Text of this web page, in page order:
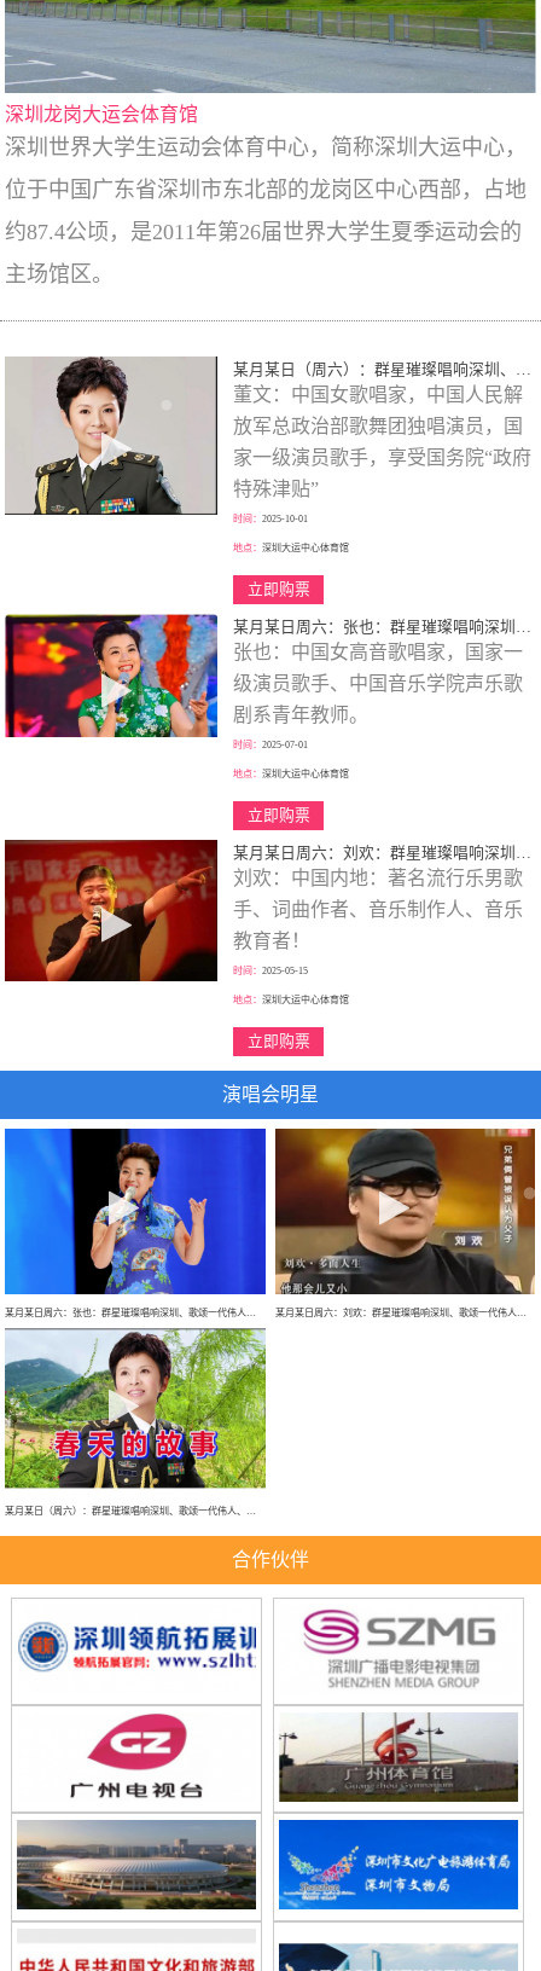
深圳龙岗大运会体育馆
深圳世界大学生运动会体育中心，简称深圳大运中心，
位于中国广东省深圳市东北部的龙岗区中心西部，占地
约87.4公顷，是2011年第26届世界大学生夏季运动会的
主场馆区。
某月某日（周六）：群星璀璨唱响深圳、歌颂一代伟人、春天的故事、大型演唱会！
董文：中国女歌唱家，中国人民解
放军总政治部歌舞团独唱演员，国
家一级演员歌手，享受国务院“政府
特殊津贴”
时间：2025-10-01
地点：深圳大运中心体育馆
立即购票
某月某日周六：张也：群星璀璨唱响深圳、歌颂一代伟人、走进新时代、巡回大型演唱会！
张也：中国女高音歌唱家，国家一
级演员歌手、中国音乐学院声乐歌
剧系青年教师。
时间：2025-07-01
地点：深圳大运中心体育馆
立即购票
某月某日周六：刘欢：群星璀璨唱响深圳、歌颂一代伟人、巡回大型演唱会！
刘欢：中国内地：著名流行乐男歌
手、词曲作者、音乐制作人、音乐
教育者！
时间：2025-05-15
地点：深圳大运中心体育馆
立即购票
演唱会明星
合作伙伴